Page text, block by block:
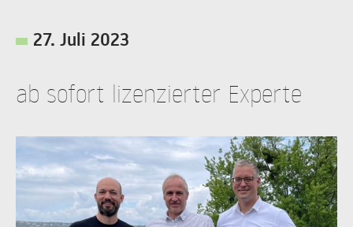
27. Juli 2023
ab sofort lizenzierter Experte